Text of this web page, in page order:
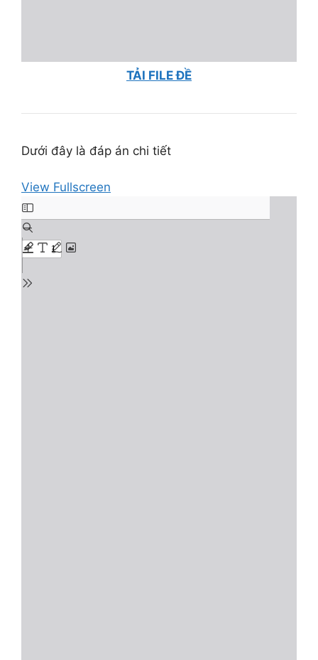
TẢI FILE ĐỀ
Dưới đây là đáp án chi tiết
View Fullscreen
Skip
to
PDF
content